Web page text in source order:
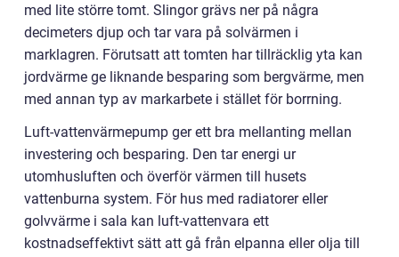
med lite större tomt. Slingor grävs ner på några
decimeters djup och tar vara på solvärmen i
marklagren. Förutsatt att tomten har tillräcklig yta kan
jordvärme ge liknande besparing som bergvärme, men
med annan typ av markarbete i stället för borrning.
Luft-vattenvärmepump ger ett bra mellanting mellan
investering och besparing. Den tar energi ur
utomhusluften och överför värmen till husets
vattenburna system. För hus med radiatorer eller
golvvärme i sala kan luft-vattenvara ett
kostnadseffektivt sätt att gå från elpanna eller olja till